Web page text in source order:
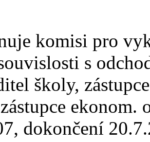
komisi pro
s
školy,
dokončení